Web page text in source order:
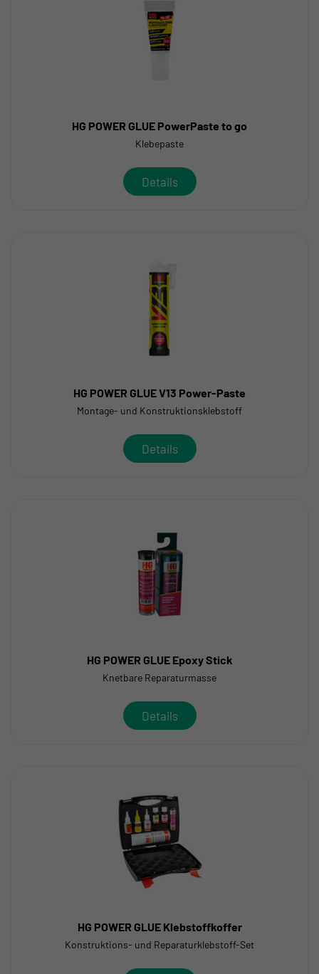
HG POWER GLUE PowerPaste to go
Klebepaste
Details
HG POWER GLUE V13 Power-Paste
Montage- und Konstruktionsklebstoff
Details
HG POWER GLUE Epoxy Stick
Knetbare Reparaturmasse
Details
HG POWER GLUE Klebstoffkoffer
Konstruktions- und Reparaturklebstoff-Set